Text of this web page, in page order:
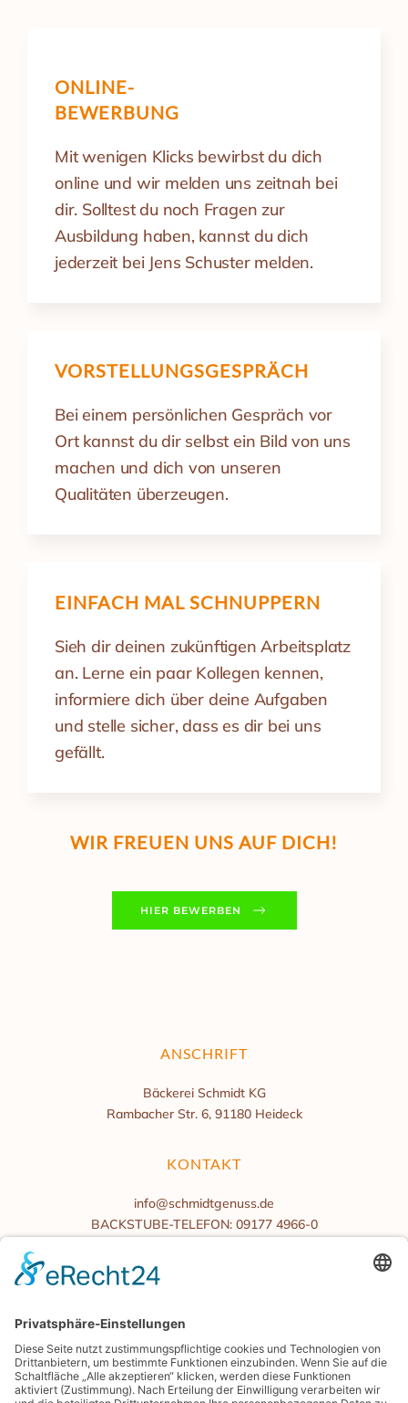
ONLINE-
BEWERBUNG
Mit wenigen Klicks bewirbst du dich
online und wir melden uns zeitnah bei
dir. Solltest du noch Fragen zur
Ausbildung haben, kannst du dich
jederzeit bei Jens Schuster melden.
VORSTELLUNGS­GESPRÄCH
Bei einem persönlichen Gespräch vor
Ort kannst du dir selbst ein Bild von uns
machen und dich von unseren
Qualitäten überzeugen.
EINFACH MAL SCHNUPPERN
Sieh dir deinen zukünftigen Arbeitsplatz
an. Lerne ein paar Kollegen kennen,
informiere dich über deine Aufgaben
und stelle sicher, dass es dir bei uns
gefällt.
WIR FREUEN UNS AUF DICH!
HIER BEWERBEN
ANSCHRIFT
Bäckerei Schmidt KG
Rambacher Str. 6, 91180 Heideck
KONTAKT
info@schmidtgenuss.de
BACKSTUBE-TELEFON: 09177 4966-0
BÜROZEITEN
Samstag/Sonntag geschlossen
BLOG PRESSE GENIESSERKARTE